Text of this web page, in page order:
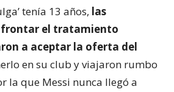
tenía 13 años, las
el tratamiento
a aceptar la oferta del
en su club y viajaron rumbo
la que Messi nunca llegó a